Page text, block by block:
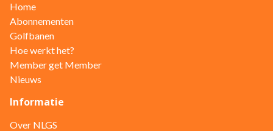
Home
Abonnementen
Golfbanen
Hoe werkt het?
Member get Member
Nieuws
Informatie
Over NLGS